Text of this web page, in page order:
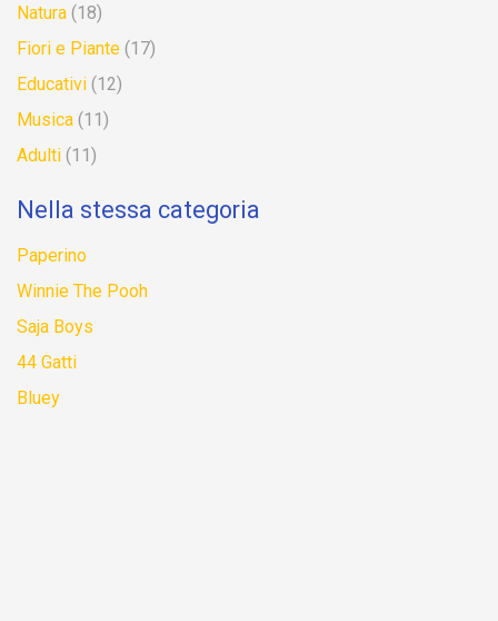
Natura (18)
Fiori e Piante (17)
Educativi (12)
Musica (11)
Adulti (11)
Nella stessa categoria
Paperino
Winnie The Pooh
Saja Boys
44 Gatti
Bluey